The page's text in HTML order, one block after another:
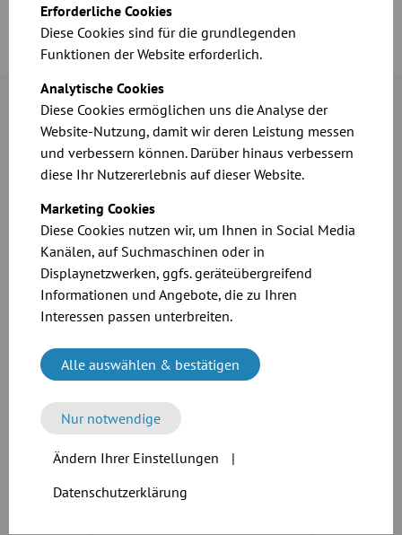
Erforderliche Cookies
Diese Cookies sind für die grundlegenden
Funktionen der Website erforderlich.
Analytische Cookies
Diese Cookies ermöglichen uns die Analyse der
Website-Nutzung, damit wir deren Leistung messen
und verbessern können. Darüber hinaus verbessern
diese Ihr Nutzererlebnis auf dieser Website.
Marketing Cookies
Diese Cookies nutzen wir, um Ihnen in Social Media
Kanälen, auf Suchmaschinen oder in
Displaynetzwerken, ggfs. geräteübergreifend
Informationen und Angebote, die zu Ihren
Interessen passen unterbreiten.
Alle auswählen & bestätigen
Nur notwendige
Ändern Ihrer Einstellungen
|
Datenschutzerklärung
JACOB-Rohrsysteme
benötigen weniger
herkömmliche Systeme. Mit
dem QUICK-CONNECT-
Spannring geht es noch
schneller. Das spart Zeit und
Mehr erfahren